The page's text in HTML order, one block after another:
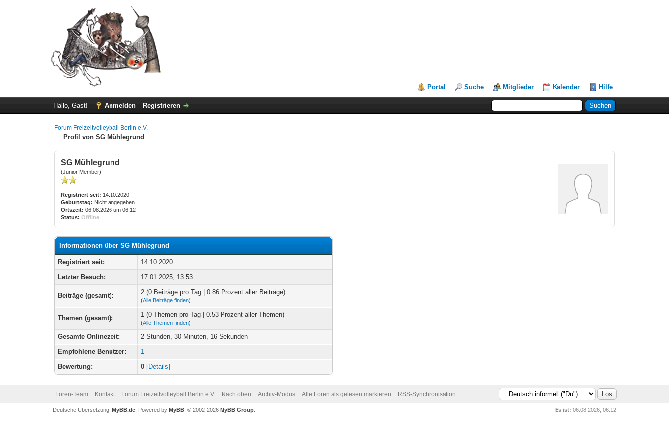
Portal Suche Mitglieder Kalender Hilfe
Hallo, Gast! Anmelden Registrieren
Forum Freizeitvolleyball Berlin e.V.
Profil von SG Mühlegrund
SG Mühlegrund
(Junior Member)
Registriert seit: 14.10.2020
Geburtstag: Nicht angegeben
Ortszeit: 06.08.2026 um 06:12
Status: Offline
Informationen über SG Mühlegrund
Registriert seit:
14.10.2020
Letzter Besuch:
17.01.2025, 13:53
Beiträge (gesamt): 2 (0 Beiträge pro Tag | 0.86 Prozent aller Beiträge)
(Alle Beiträge finden)
Themen (gesamt): 1 (0 Themen pro Tag | 0.53 Prozent aller Themen)
(Alle Themen finden)
Gesamte Onlinezeit:
2 Stunden, 30 Minuten, 16 Sekunden
Empfohlene Benutzer:
1
Bewertung:
0 [Details]
Foren-Team Kontakt Forum Freizeitvolleyball Berlin e.V. Nach oben Archiv-Modus Alle Foren als gelesen markieren RSS-Synchronisation
Es ist: 06.08.2026, 06:12
Deutsche Übersetzung: MyBB.de, Powered by MyBB, © 2002-2026 MyBB Group.